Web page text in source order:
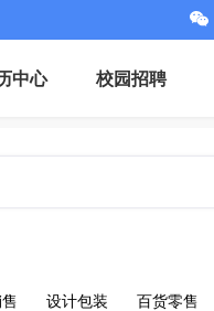
中心 校园招聘
设计包装 百货零售